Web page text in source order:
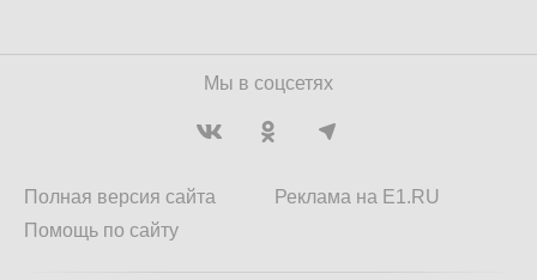
Мы в соцсетях
Полная версия сайта
Помощь по сайту
Реклама на E1.RU